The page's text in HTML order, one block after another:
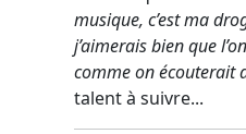
musique, c’est ma
j’aimerais bien que
comme on écouterait
talent à suivre...